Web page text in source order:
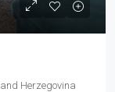
Herzegovina